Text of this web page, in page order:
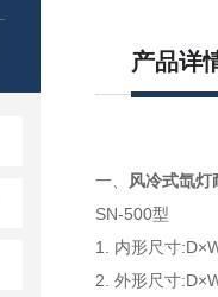
产品详
一、
风冷式氙灯
SN-500型
1. 内形尺寸
2. 外形尺寸